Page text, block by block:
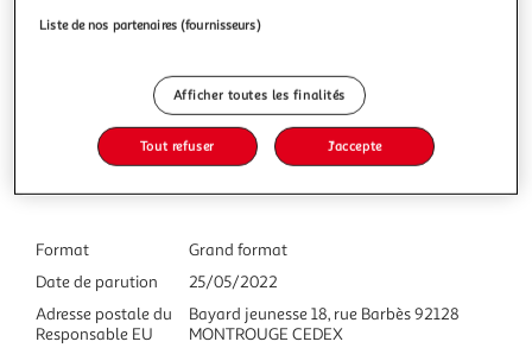
Caractéristiques
Format
Grand format
Date de parution
25/05/2022
Adresse postale du
Responsable EU
Bayard jeunesse 18, rue Barbès 92128
MONTROUGE CEDEX
Liste de nos partenaires (fournisseurs)
Afficher toutes les finalités
Tout refuser J'accepte